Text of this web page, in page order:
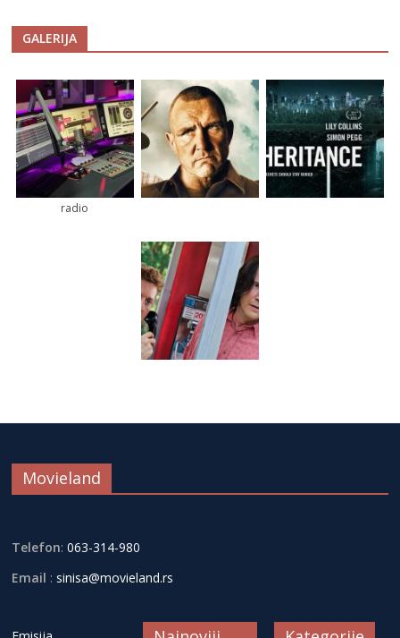
GALERIJA
radio
Movieland
Telefon: 063-314-980
Email : sinisa@movieland.rs